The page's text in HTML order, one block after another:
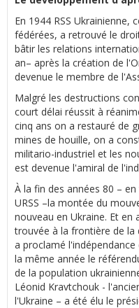
En 1944 RSS Ukrainienne,
fédérées, a retrouvé le
bâtir les relations
an– après la création de
devenue le membre de
Malgré les destructions
court délai réussit à
cinq ans on a restauré de
mines de houille, on a
militario-industriel et les
est devenue l'amiral de
À la fin des années 80 –
URSS –la montée du
nouveau en Ukraine. Et
trouvée à la frontière de la
a proclamé
la même année le
de la population
Léonid Kravtchouk -
l'Ukraine – a été élu le